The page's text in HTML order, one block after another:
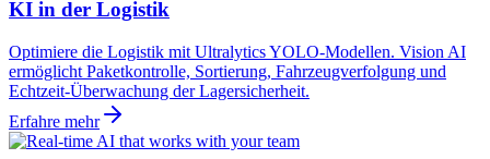
KI in der Logistik
Optimiere die Logistik mit Ultralytics YOLO-Modellen. Vision AI
ermöglicht Paketkontrolle, Sortierung, Fahrzeugverfolgung und
Echtzeit-Überwachung der Lagersicherheit.
Erfahre mehr